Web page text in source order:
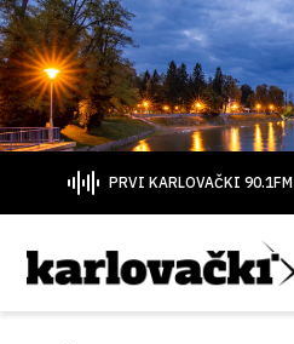
PRVI KARLOVAČKI 90.1FM